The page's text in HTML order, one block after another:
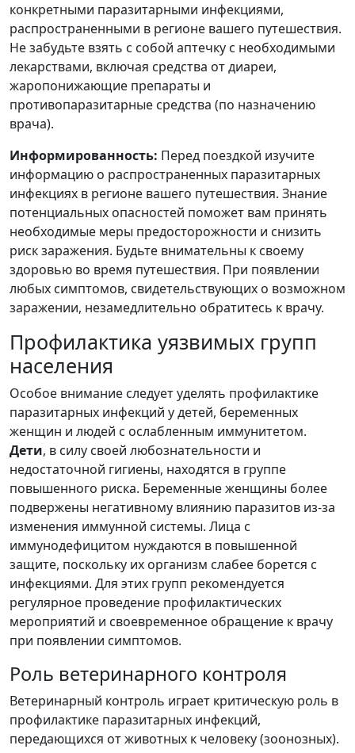
конкретными паразитарными инфекциями,
распространенными в регионе вашего путешествия.
Не забудьте взять с собой аптечку с необходимыми
лекарствами, включая средства от диареи,
жаропонижающие препараты и
противопаразитарные средства (по назначению
врача).
Информированность: Перед поездкой изучите
информацию о распространенных паразитарных
инфекциях в регионе вашего путешествия. Знание
потенциальных опасностей поможет вам принять
необходимые меры предосторожности и снизить
риск заражения. Будьте внимательны к своему
здоровью во время путешествия. При появлении
любых симптомов, свидетельствующих о возможном
заражении, незамедлительно обратитесь к врачу.
Профилактика уязвимых групп
населения
Особое внимание следует уделять профилактике
паразитарных инфекций у детей, беременных
женщин и людей с ослабленным иммунитетом.
Дети, в силу своей любознательности и
недостаточной гигиены, находятся в группе
повышенного риска. Беременные женщины более
подвержены негативному влиянию паразитов из-за
изменения иммунной системы. Лица с
иммунодефицитом нуждаются в повышенной
защите, поскольку их организм слабее борется с
инфекциями. Для этих групп рекомендуется
регулярное проведение профилактических
мероприятий и своевременное обращение к врачу
при появлении симптомов.
Роль ветеринарного контроля
Ветеринарный контроль играет критическую роль в
профилактике паразитарных инфекций,
передающихся от животных к человеку (зоонозных).